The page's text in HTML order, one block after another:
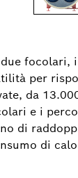
focolari,
per
da
e i
di
di